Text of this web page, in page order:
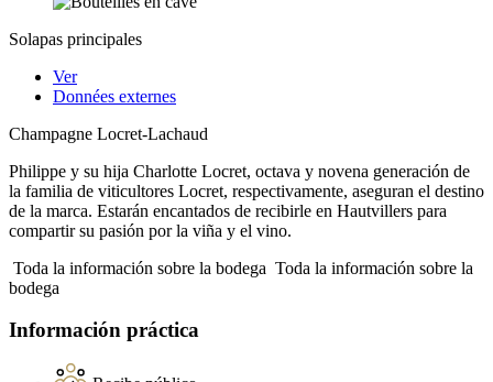
Solapas principales
Ver
Données externes
Champagne Locret-Lachaud
Philippe y su hija Charlotte Locret, octava y novena generación de
la familia de viticultores Locret, respectivamente, aseguran el destino
de la marca. Estarán encantados de recibirle en Hautvillers para
compartir su pasión por la viña y el vino.
Toda la información sobre la bodega Toda la información sobre la
bodega
Información práctica